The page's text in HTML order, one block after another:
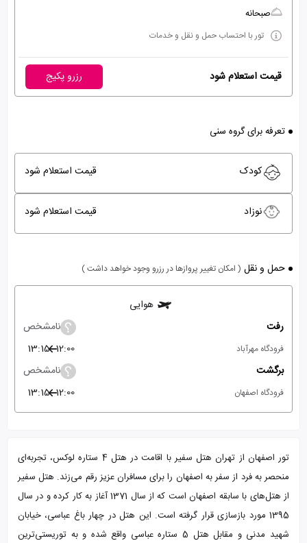
صبحانه
تور با احتساب حمل و نقل و خدمات
قیمت استعلام شود رزرو پکیج
تعرفه برای گروه سنی
کودک قیمت استعلام شود
نوزاد قیمت استعلام شود
حمل و نقل ( امکان تغییر پروازها در رزرو وجود خواهد داشت )
هوایی
رفت
نامشخص
فرودگاه مهرآباد 12:00
13:15
برگشت
نامشخص
فرودگاه اصفهان 12:00
13:15
تور اصفهان از تهران هتل سفیر با اقامت در هتل 4 ستاره لوکس، تجربه‌ای
منحصر به فرد از سفر به اصفهان را برای مسافران عزیز رقم می‌زند. هتل سفیر
از هتل‌های با سابقه اصفهان است که از سال 1371 آغاز به کار کرده و در سال
1395 مورد بازسازی قرار گرفته است. این هتل در چهار باغ عباسی، خیابان
شهید مدنی و مقابل هتل 5 ستاره عباسی واقع شده و به توریستی‌ترین